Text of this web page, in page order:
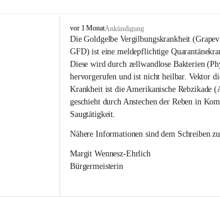
O
s
l
i
p
vor 1 MonatAnkündigung
Die Goldgelbe Vergilbungskrankheit
GFD) ist eine meldepflichtige
Diese wird durch zellwandlose Bakterien
hervorgerufen und ist nicht heilbar. Vektor
Krankheit ist die Amerikanische Rebzikade
geschieht durch Anstechen der Reben in
Saugtätigkeit.
Nähere Informationen sind dem Schreiben
Margit Wennesz-Ehrlich
Bürgermeisterin